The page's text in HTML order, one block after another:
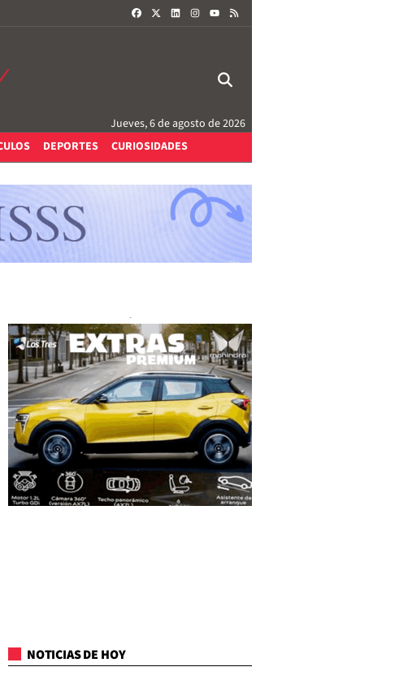
FACEBOOKLINKEDININSTAGRAM
Jueves, 6 de agosto de 2026
DEPORTES CURIOSIDADES
NOTICIAS DE HOY